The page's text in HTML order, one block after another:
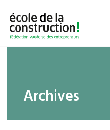
✕ Fermer
✕ Fermer
Archives